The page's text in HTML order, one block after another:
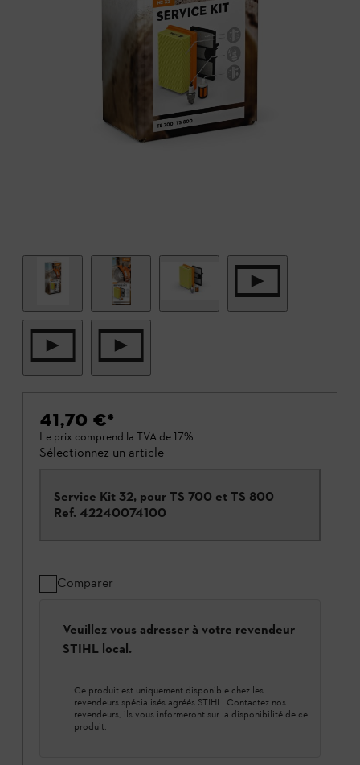
41,70 €*
Le prix comprend la TVA de 17%.
Sélectionnez un article
Service Kit 32, pour TS 700 et TS 800
Ref. 42240074100
Comparer
Veuillez vous adresser à votre revendeur
STIHL local.
Ce produit est uniquement disponible chez les
revendeurs spécialisés agréés STIHL. Contactez nos
revendeurs, ils vous informeront sur la disponibilité de ce
produit.